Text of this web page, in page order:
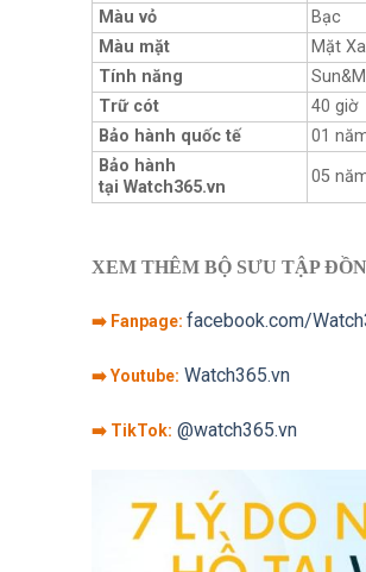
Màu vỏ
Bạc
Màu mặt
Mặt
Tính năng
Trữ cót
40 giờ
Bảo hành quốc tế
01
Bảo hành
tại Watch365.vn
05
XEM THÊM BỘ SƯU TẬP
➡️ Fanpage: facebook.com/
➡️ Youtube: Watch365.vn
➡️ TikTok: @watch365.vn